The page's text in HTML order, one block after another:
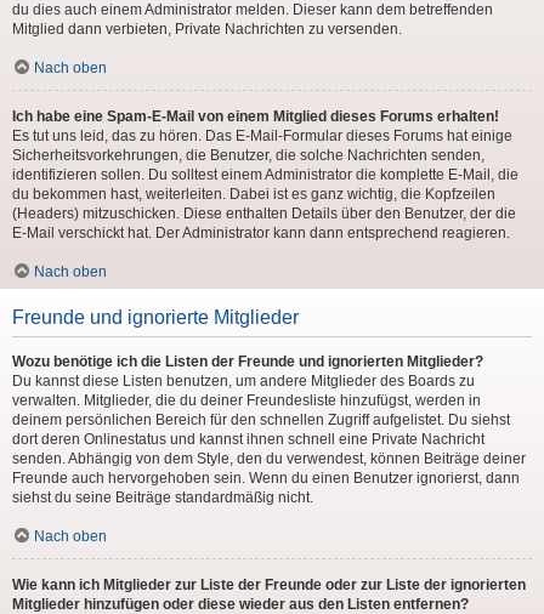
du dies auch einem Administrator melden. Dieser kann dem betreffenden
Mitglied dann verbieten, Private Nachrichten zu versenden.
Nach oben
Ich habe eine Spam-E-Mail von einem Mitglied dieses Forums erhalten!
Es tut uns leid, das zu hören. Das E-Mail-Formular dieses Forums hat einige
Sicherheitsvorkehrungen, die Benutzer, die solche Nachrichten senden,
identifizieren sollen. Du solltest einem Administrator die komplette E-Mail, die
du bekommen hast, weiterleiten. Dabei ist es ganz wichtig, die Kopfzeilen
(Headers) mitzuschicken. Diese enthalten Details über den Benutzer, der die
E-Mail verschickt hat. Der Administrator kann dann entsprechend reagieren.
Nach oben
Freunde und ignorierte Mitglieder
Wozu benötige ich die Listen der Freunde und ignorierten Mitglieder?
Du kannst diese Listen benutzen, um andere Mitglieder des Boards zu
verwalten. Mitglieder, die du deiner Freundesliste hinzufügst, werden in
deinem persönlichen Bereich für den schnellen Zugriff aufgelistet. Du siehst
dort deren Onlinestatus und kannst ihnen schnell eine Private Nachricht
senden. Abhängig von dem Style, den du verwendest, können Beiträge deiner
Freunde auch hervorgehoben sein. Wenn du einen Benutzer ignorierst, dann
siehst du seine Beiträge standardmäßig nicht.
Nach oben
Wie kann ich Mitglieder zur Liste der Freunde oder zur Liste der ignorierten
Mitglieder hinzufügen oder diese wieder aus den Listen entfernen?